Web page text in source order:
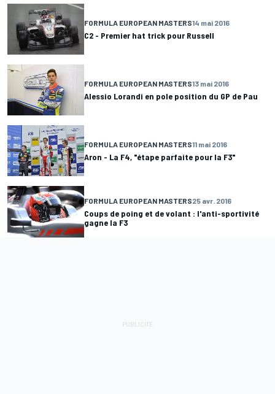
FORMULA EUROPEAN MASTERS14 mai 2016
C2 - Premier hat trick pour Russell
FORMULA EUROPEAN MASTERS13 mai 2016
Alessio Lorandi en pole position du GP de Pau
FORMULA EUROPEAN MASTERS11 mai 2016
Aron - La F4, "étape parfaite pour la F3"
FORMULA EUROPEAN MASTERS25 avr. 2016
Coups de poing et de volant : l'anti-sportivité
gagne la F3